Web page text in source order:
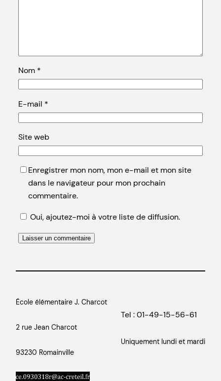
Nom *
E-mail *
Site web
Enregistrer mon nom, mon e-mail et mon site
dans le navigateur pour mon prochain
commentaire.
Oui, ajoutez-moi à votre liste de diffusion.
École élémentaire J. Charcot
2 rue Jean Charcot
93230 Romainville
Tel : 01-49-15-56-61
Uniquement lundi et mardi